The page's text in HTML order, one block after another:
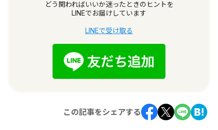
どう関わればいいか迷ったときのヒントを
LINEでお届けしています
LINEで受け取る
この記事をシェアする